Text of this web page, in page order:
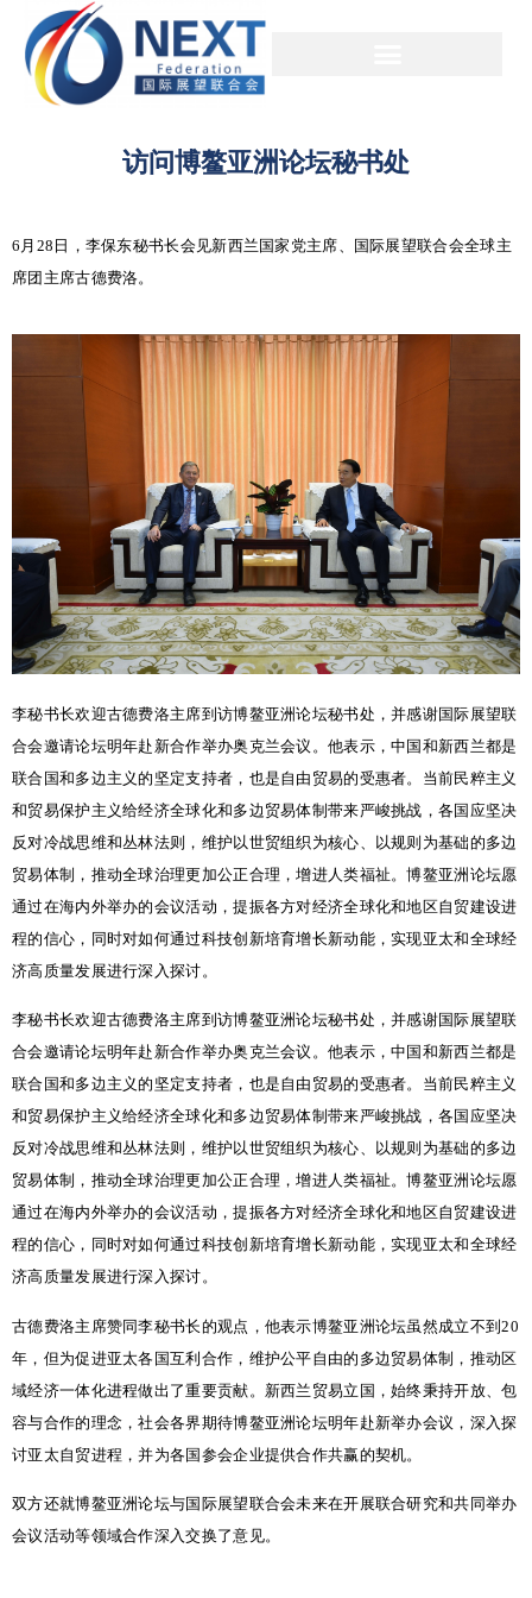
访问博鳌亚洲论坛秘书处
6月28日，李保东秘书长会见新西兰国家党主席、国际展望联合会全球主
席团主席古德费洛。
李秘书长欢迎古德费洛主席到访博鳌亚洲论坛秘书处，并感谢国际展望联
合会邀请论坛明年赴新合作举办奥克兰会议。他表示，中国和新西兰都是
联合国和多边主义的坚定支持者，也是自由贸易的受惠者。当前民粹主义
和贸易保护主义给经济全球化和多边贸易体制带来严峻挑战，各国应坚决
反对冷战思维和丛林法则，维护以世贸组织为核心、以规则为基础的多边
贸易体制，推动全球治理更加公正合理，增进人类福祉。博鳌亚洲论坛愿
通过在海内外举办的会议活动，提振各方对经济全球化和地区自贸建设进
程的信心，同时对如何通过科技创新培育增长新动能，实现亚太和全球经
济高质量发展进行深入探讨。
李秘书长欢迎古德费洛主席到访博鳌亚洲论坛秘书处，并感谢国际展望联
合会邀请论坛明年赴新合作举办奥克兰会议。他表示，中国和新西兰都是
联合国和多边主义的坚定支持者，也是自由贸易的受惠者。当前民粹主义
和贸易保护主义给经济全球化和多边贸易体制带来严峻挑战，各国应坚决
反对冷战思维和丛林法则，维护以世贸组织为核心、以规则为基础的多边
贸易体制，推动全球治理更加公正合理，增进人类福祉。博鳌亚洲论坛愿
通过在海内外举办的会议活动，提振各方对经济全球化和地区自贸建设进
程的信心，同时对如何通过科技创新培育增长新动能，实现亚太和全球经
济高质量发展进行深入探讨。
古德费洛主席赞同李秘书长的观点，他表示博鳌亚洲论坛虽然成立不到20
年，但为促进亚太各国互利合作，维护公平自由的多边贸易体制，推动区
域经济一体化进程做出了重要贡献。新西兰贸易立国，始终秉持开放、包
容与合作的理念，社会各界期待博鳌亚洲论坛明年赴新举办会议，深入探
讨亚太自贸进程，并为各国参会企业提供合作共赢的契机。
双方还就博鳌亚洲论坛与国际展望联合会未来在开展联合研究和共同举办
会议活动等领域合作深入交换了意见。